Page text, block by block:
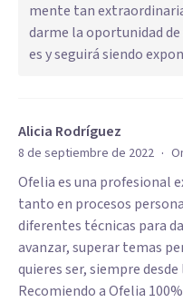
mente tan
darme la oportunidad
es y seguirá siendo
Alicia Rodríguez
8 de septiembre de 2022 ·
Ofelia es una profesional
tanto en procesos
diferentes técnicas para
avanzar, superar temas
quieres ser, siempre
Recomiendo a Ofelia